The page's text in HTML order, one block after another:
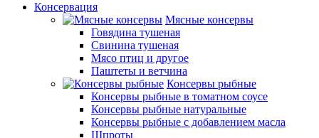
Консервация
Мясные консервы
Говядина тушеная
Свинина тушеная
Мясо птиц и другое
Паштеты и ветчина
Консервы рыбные
Консервы рыбные в томатном соусе
Консервы рыбные натуральные
Консервы рыбные с добавлением масла
Шпроты